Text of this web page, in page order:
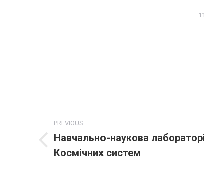
Project
navigation
PREVIOUS
project:
Навчально-наукова
Космічних систем